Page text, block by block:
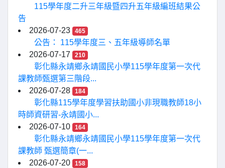
115學年度二升三年級暨四升五年級編班結果公
告
2026-07-23
465
公告： 115學年度三、五年級導師名單
2026-07-17
210
彰化縣永靖鄉永靖國民小學115學年度第一次代
課教師甄選第三階段...
2026-07-28
184
彰化縣115學年度學習扶助國小非現職教師18小
時師資研習-永靖國小...
2026-07-10
164
彰化縣永靖鄉永靖國民小學115學年度第一次代
課教師 甄選簡章(一...
2026-07-20
158